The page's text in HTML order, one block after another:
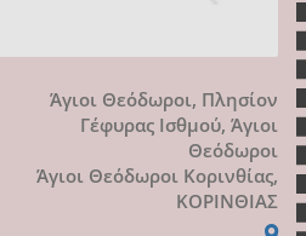
Άγιοι Θεόδωροι, Πλησίον
Γέφυρας Ισθμού, Άγιοι
Θεόδωροι
Άγιοι Θεόδωροι Κορινθίας,
ΚΟΡΙΝΘΙΑΣ